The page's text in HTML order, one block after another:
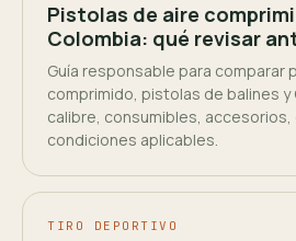
Pistolas de aire
Colombia: qué revisar
Guía responsable para comparar
comprimido, pistolas de balines y
calibre, consumibles,
condiciones aplicables.
TIRO DEPORTIVO